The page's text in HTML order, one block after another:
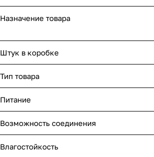
Назначение товара
Штук в коробке
Тип товара
Питание
Возможность соединения
Влагостойкость